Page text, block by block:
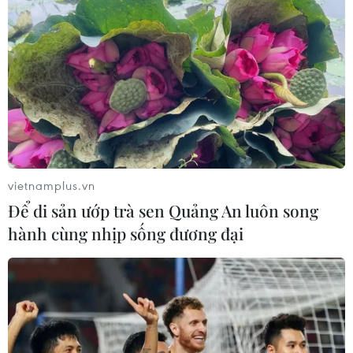
Viện Huyết học khẩn thiết kêu gọi người
dân hiến máu nhóm O, A
07/04/2020 05:45
vietnamplus.vn
Để di sản ướp trà sen Quảng An luôn song
hành cùng nhịp sống đương đại